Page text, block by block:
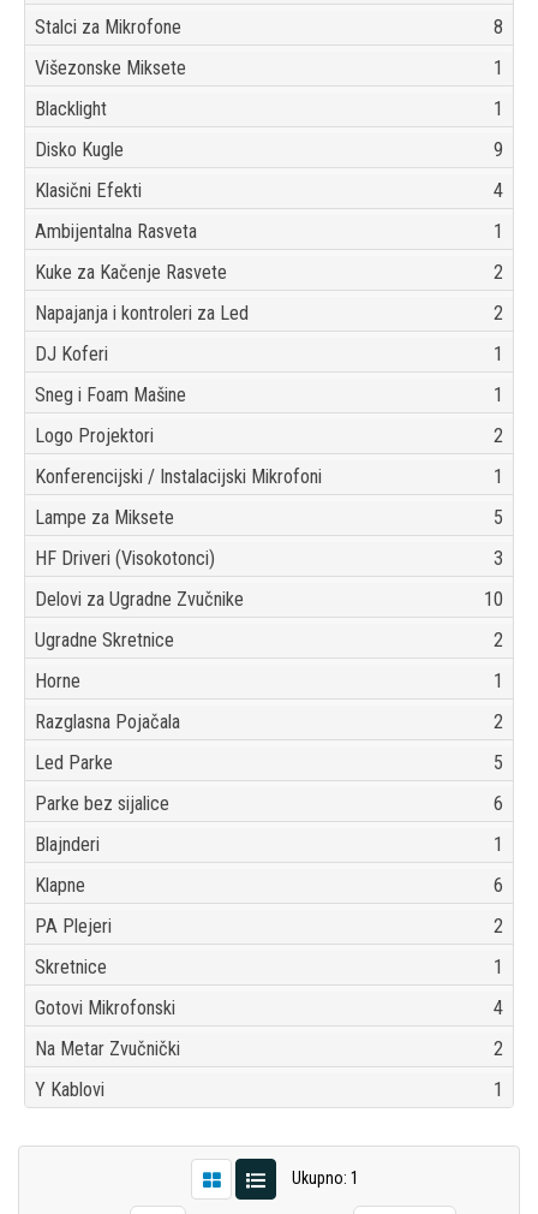
Stalci za Mikrofone
8
Višezonske Miksete
1
Blacklight
1
Disko Kugle
9
Klasični Efekti
4
Ambijentalna Rasveta
1
Kuke za Kačenje Rasvete
2
Napajanja i kontroleri za Led
2
DJ Koferi
1
Sneg i Foam Mašine
1
Logo Projektori
2
Konferencijski / Instalacijski Mikrofoni
1
Lampe za Miksete
5
HF Driveri (Visokotonci)
3
Delovi za Ugradne Zvučnike
10
Ugradne Skretnice
2
Horne
1
Razglasna Pojačala
2
Led Parke
5
Parke bez sijalice
6
Blajnderi
1
Klapne
6
PA Plejeri
2
Skretnice
1
Gotovi Mikrofonski
4
Na Metar Zvučnički
2
Y Kablovi
1
Ukupno: 1